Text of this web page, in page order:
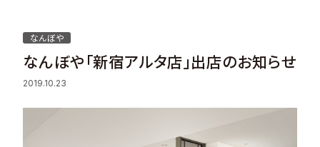
Investor Relations
Sustainability
Recruit
なんぼや
なんぼや「新宿アルタ店」出店のお知らせ
2019.10.23